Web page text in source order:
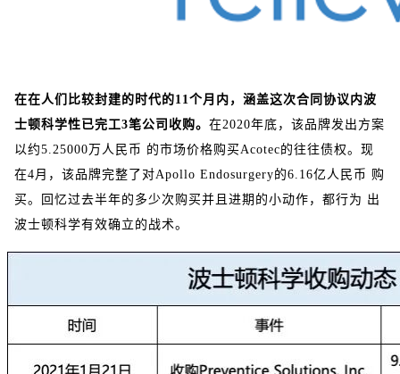
在在人们比较封建的时代的11个月内，涵盖这次合同协议内波
士顿科学性已完工3笔公司收购。 在2020年底，该品牌发出方案
以约5.25000万人民币 的市场价格购买Acotec的往往债权。现
在4月，该品牌完整了对Apollo Endosurgery的6.16亿人民币 购
买。回忆过去半年的多少次购买并且进期的小动作，都行为 出
波士顿科学有效确立的战术。